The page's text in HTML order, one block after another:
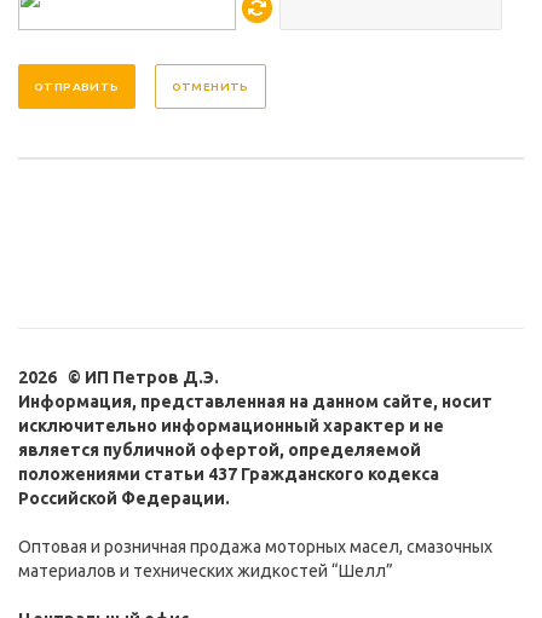
ОТМЕНИТЬ
2026 © ИП Петров Д.Э.
Информация, представленная на данном сайте, носит
исключительно информационный характер и не
является публичной офертой, определяемой
положениями статьи 437 Гражданского кодекса
Российской Федерации.
Оптовая и розничная продажа моторных масел, смазочных
материалов и технических жидкостей “Шелл”